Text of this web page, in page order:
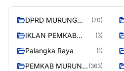
DPRD MURUNG
(70)
IKLAN PEMKAB
(3)
Palangka Raya (1)
PEMKAB MURUNG (363)